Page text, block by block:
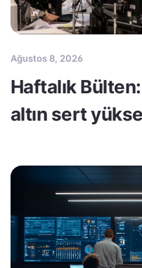
Ağustos 8, 2026
Haftalık
altın sert